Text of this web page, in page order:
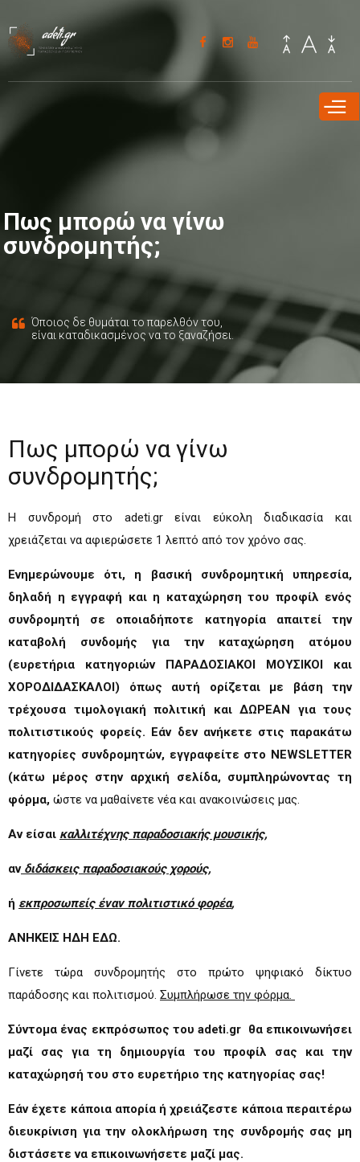
Παράκαμψη
περιεχόμενο
Πως μπορώ να γίνω
συνδρομητής;
Όποιος δε θυμάται το παρελθόν του,
είναι καταδικασμένος να το ξαναζήσει.
Πως μπορώ να γίνω
συνδρομητής;
Η συνδρομή στο adeti.gr είναι εύκολη διαδικασία και
χρειάζεται να αφιερώσετε 1 λεπτό από τον χρόνο σας.
Ενημερώνουμε ότι, η βασική συνδρομητική υπηρεσία,
δηλαδή η εγγραφή και η καταχώρηση του προφίλ ενός
συνδρομητή σε οποιαδήποτε κατηγορία απαιτεί την
καταβολή συνδομής για την καταχώρηση ατόμου
(ευρετήρια κατηγοριών ΠΑΡΑΔΟΣΙΑΚΟΙ ΜΟΥΣΙΚΟΙ και
ΧΟΡΟΔΙΔΑΣΚΑΛΟΙ) όπως αυτή ορίζεται με βάση την
τρέχουσα τιμολογιακή πολιτική και ΔΩΡΕΑΝ για τους
πολιτιστικούς φορείς. Εάν δεν ανήκετε στις παρακάτω
κατηγορίες συνδρομητών, εγγραφείτε στο NEWSLETTER
(κάτω μέρος στην αρχική σελίδα, συμπληρώνοντας τη
φόρμα, ώστε να μαθαίνετε νέα και ανακοινώσεις μας.
Αν είσαι καλλιτέχνης παραδοσιακής μουσικής,
ανδιδάσκεις παραδοσιακούς χορούς,
ή εκπροσωπείς ένανπολιτιστικό φορέα,
ΑΝΗΚΕΙΣ ΗΔΗ ΕΔΩ.
Γίνετε τώρα συνδρομητής στο πρώτο ψηφιακό δίκτυο
παράδοσης και πολιτισμού. Συμπλήρωσε την φόρμα.
Σύντομα ένας εκπρόσωπος του adeti.gr θα επικοινωνήσει
μαζί σας για τη δημιουργία του προφίλ σας και την
καταχώρησή του στο ευρετήριο της κατηγορίας σας!
Εάν έχετε κάποια απορία ή χρειάζεστε κάποια περαιτέρω
διευκρίνιση για την ολοκλήρωση της συνδρομής σας μη
διστάσετε να επικοινωνήσετε μαζί μας.